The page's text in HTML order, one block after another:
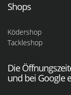
Shops
Ködershop
Tackleshop
Die
und bei Google